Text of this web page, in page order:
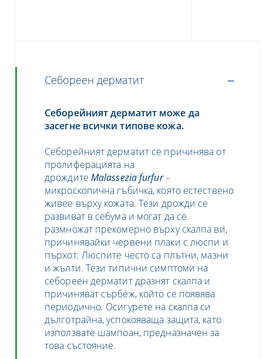
Себореен дерматит
Себорейният дерматит може да
засегне всички типове кожа.
Себорейният дерматит се причинява от
пролиферацията на
дрождите Malasseziafurfur–
микроскопична гъбичка, която естествено
живее върху кожата. Тези дрожди се
развиват в себума и могат да се
размножат прекомерно върху скалпа ви,
причинявайки червени плаки с люспи и
пърхот. Люспите често са плътни, мазни
и жълти. Тези типични симптоми на
себореен дерматит дразнят скалпа и
причиняват сърбеж, който се появява
периодично. Осигурете на скалпа си
дълготрайна, успокояваща защита, като
използвате шампоан, предназначен за
това състояние.